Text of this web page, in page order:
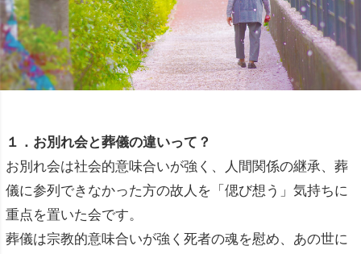
１．お別れ会と葬儀の違いって？
お別れ会は社会的意味合いが強く、人間関係の継承、葬
儀に参列できなかった方の故人を「偲び想う」気持ちに
重点を置いた会です。
葬儀は宗教的意味合いが強く死者の魂を慰め、あの世に